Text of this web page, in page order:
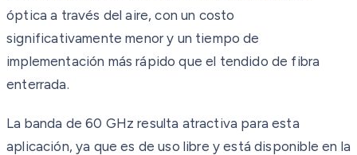
óptica a través del aire, con un costo
significativamente menor y un tiempo de
implementación más rápido que el tendido de fibra
enterrada.
La banda de 60 GHz resulta atractiva para esta
aplicación, ya que es de uso libre y está disponible en la